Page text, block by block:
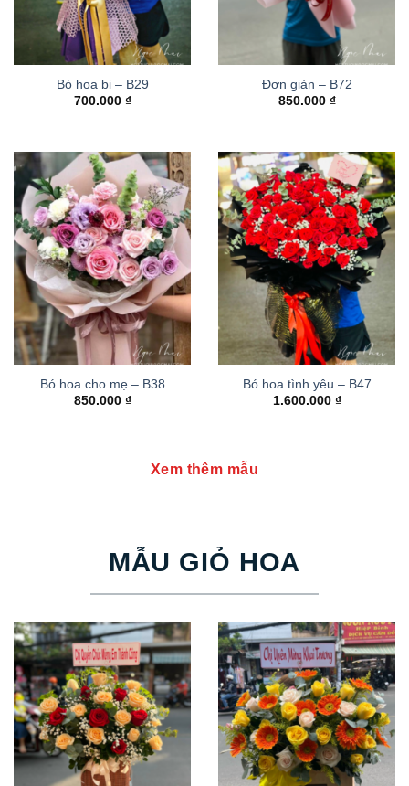
Bó hoa bi – B29
700.000 ₫
Đơn giản – B72
850.000 ₫
Bó hoa cho mẹ – B38
850.000 ₫
Bó hoa tình yêu – B47
1.600.000 ₫
Xem thêm mẫu
MẪU GIỎ HOA